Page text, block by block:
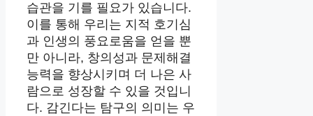
습관을 기를 필요가 있습니다.
이를 통해 우리는 지적 호기심
과 인생의 풍요로움을 얻을 뿐
만 아니라, 창의성과 문제해결
능력을 향상시키며 더 나은 사
람으로 성장할 수 있을 것입니
다. 감긴다는 탐구의 의미는 우